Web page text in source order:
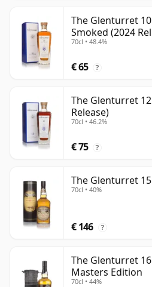
The Glenturret
Smoked (2024
70cl • 48.4%
€ 65 ?
The Glenturret
Release)
70cl • 46.2%
€ 75 ?
The Glenturret
70cl • 40%
€ 146 ?
The Glenturret
Masters Edition
70cl • 44%